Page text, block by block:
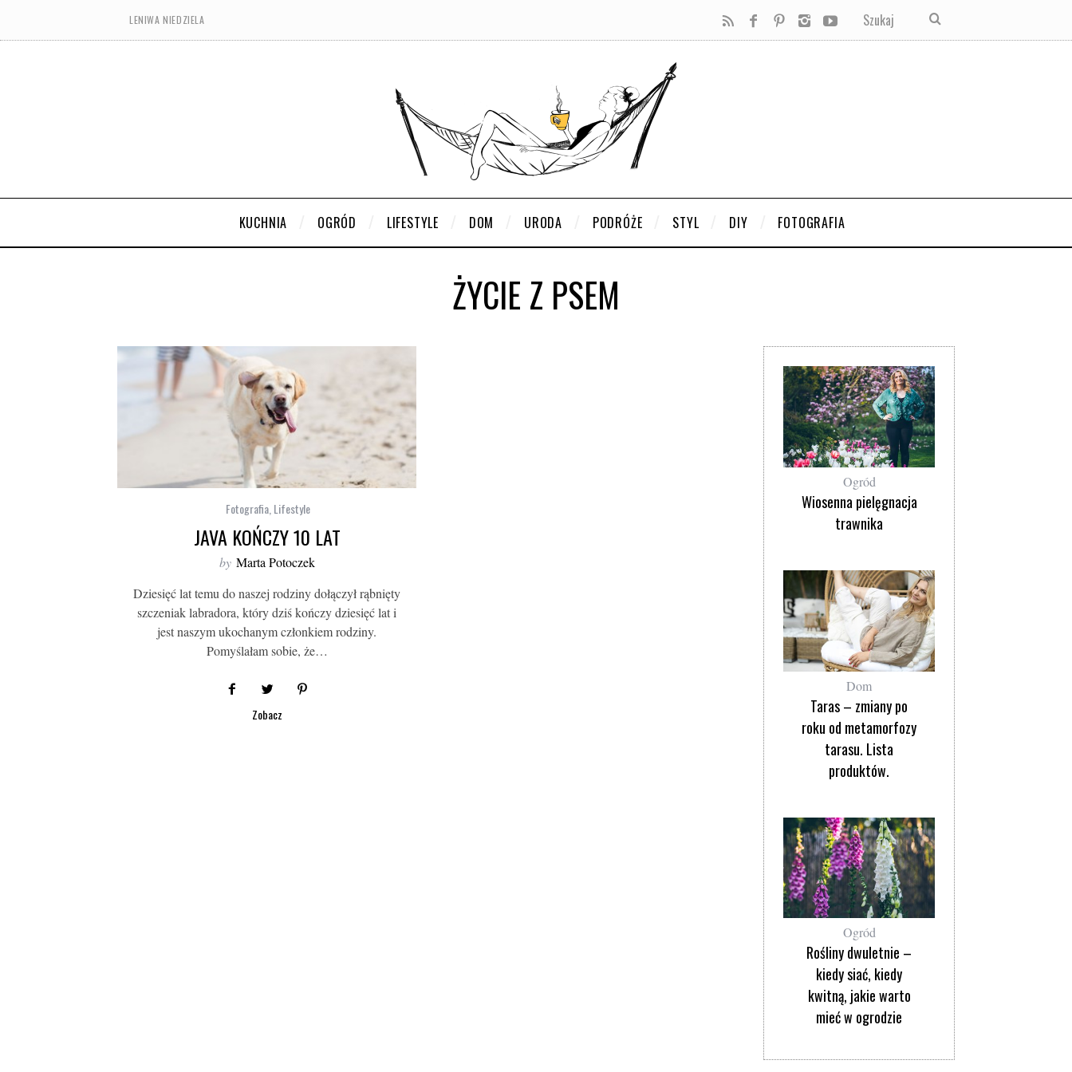
LENIWA NIEDZIELA
KUCHNIA OGRÓD LIFESTYLE DOM URODA PODRÓŻE STYL DIY FOTOGRAFIA
ŻYCIE Z PSEM
Fotografia,Lifestyle
JAVA KOŃCZY 10 LAT
by Marta Potoczek
Dziesięć lat temu do naszej rodziny dołączył rąbnięty
szczeniak labradora, który dziś kończy dziesięć lat i
jest naszym ukochanym członkiem rodziny.
Pomyślałam sobie, że…
Zobacz
Ogród
Wiosenna pielęgnacja
trawnika
Dom
Taras – zmiany po
roku od metamorfozy
tarasu. Lista
produktów.
Ogród
Rośliny dwuletnie –
kiedy siać, kiedy
kwitną, jakie warto
mieć w ogrodzie